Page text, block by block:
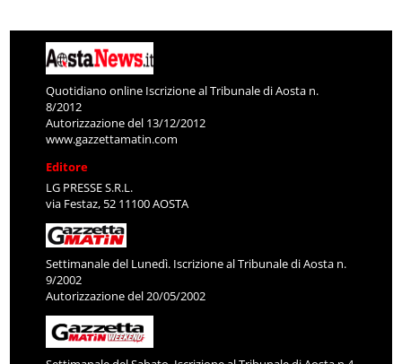
Quotidiano online Iscrizione al Tribunale di Aosta n.
8/2012
Autorizzazione del 13/12/2012
www.gazzettamatin.com
Editore
LG PRESSE S.R.L.
via Festaz, 52 11100 AOSTA
Settimanale del Lunedì. Iscrizione al Tribunale di Aosta n.
9/2002
Autorizzazione del 20/05/2002